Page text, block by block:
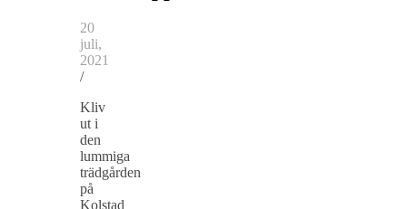
20
juli,
2021
/
Kliv
ut i
den
lummiga
trädgården
på
Kolstad